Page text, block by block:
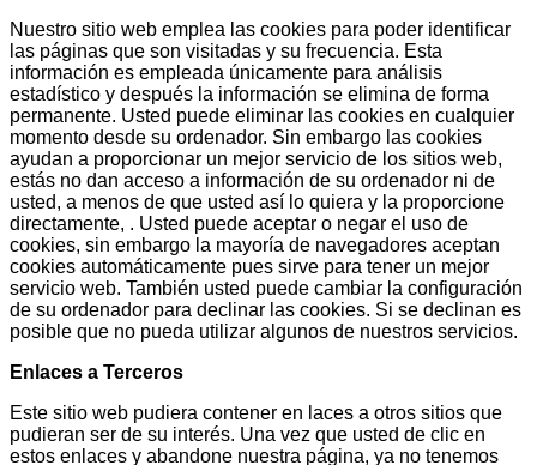
Nuestro sitio web emplea las cookies para poder identificar
las páginas que son visitadas y su frecuencia. Esta
información es empleada únicamente para análisis
estadístico y después la información se elimina de forma
permanente. Usted puede eliminar las cookies en cualquier
momento desde su ordenador. Sin embargo las cookies
ayudan a proporcionar un mejor servicio de los sitios web,
estás no dan acceso a información de su ordenador ni de
usted, a menos de que usted así lo quiera y la proporcione
directamente, . Usted puede aceptar o negar el uso de
cookies, sin embargo la mayoría de navegadores aceptan
cookies automáticamente pues sirve para tener un mejor
servicio web. También usted puede cambiar la configuración
de su ordenador para declinar las cookies. Si se declinan es
posible que no pueda utilizar algunos de nuestros servicios.
Enlaces a Terceros
Este sitio web pudiera contener en laces a otros sitios que
pudieran ser de su interés. Una vez que usted de clic en
estos enlaces y abandone nuestra página, ya no tenemos